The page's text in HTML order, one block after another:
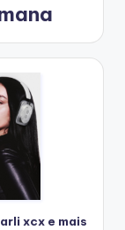
xcx e mais